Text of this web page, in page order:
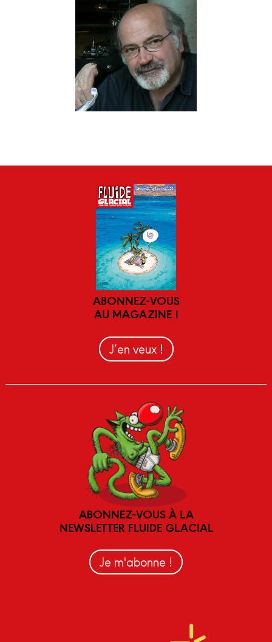
Dessinateur
JEAN
SOLÉ
Biographie
Albums
ABONNEZ-VOUS
AU MAGAZINE !
J’en veux !
ABONNEZ-VOUS À LA
NEWSLETTER FLUIDE GLACIAL
Je m'abonne !